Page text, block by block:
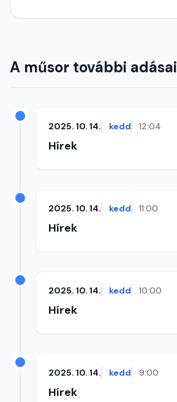
A műsor további adásai
2025. 10. 14. kedd 12:04
Hírek
2025. 10. 14. kedd 11:00
Hírek
2025. 10. 14. kedd 10:00
Hírek
2025. 10. 14. kedd 9:00
Hírek